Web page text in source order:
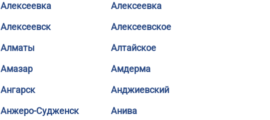
Алексеевка
Алексеевка
Алексеевск
Алексеевское
Алматы
Алтайское
Амазар
Амдерма
Ангарск
Анджиевский
Анжеро-Судженск
Анива